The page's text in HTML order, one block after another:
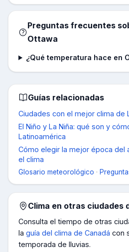
Preguntas frecuentes
Ottawa
¿Qué temperatura hace en
Guías relacionadas
Ciudades con el mejor clima de
El Niño y La Niña: qué son y
Latinoamérica
Cómo elegir la mejor época del
el clima
Glosario meteorológico ·
Clima en otras ciudades
Consulta el tiempo de otras
la guía del clima de Canadá con
temporada de lluvias.